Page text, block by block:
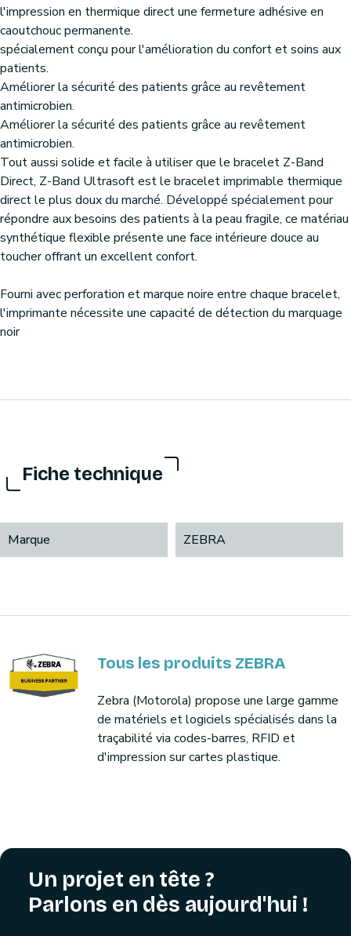
l'impression en thermique direct une fermeture adhésive en
caoutchouc permanente.
spécialement conçu pour l'amélioration du confort et soins aux
patients.
Améliorer la sécurité des patients grâce au revêtement
antimicrobien.
Améliorer la sécurité des patients grâce au revêtement
antimicrobien.
Tout aussi solide et facile à utiliser que le bracelet Z-Band
Direct, Z-Band Ultrasoft est le bracelet imprimable thermique
direct le plus doux du marché. Développé spécialement pour
répondre aux besoins des patients à la peau fragile, ce matériau
synthétique flexible présente une face intérieure douce au
toucher offrant un excellent confort.
Fourni avec perforation et marque noire entre chaque bracelet,
l'imprimante nécessite une capacité de détection du marquage
noir
Fiche technique
Marque ZEBRA
Tous les produits ZEBRA
Zebra (Motorola) propose une large gamme
de matériels et logiciels spécialisés dans la
traçabilité via codes-barres, RFID et
d'impression sur cartes plastique.
Un projet en tête ?
Parlons en dès aujourd'hui !